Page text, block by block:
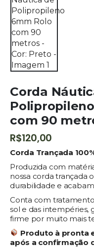
Corda
com 90
R$120,00
Corda Trançada
Produzida com
nossa corda trançada
durabilidade e
Conta com
sol e das intempéries,
firme por muito mais
Produto à pronta
após a confirmação